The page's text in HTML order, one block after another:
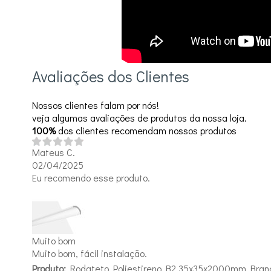
Avaliações dos Clientes
Nossos clientes falam por nós!
veja algumas avaliações de produtos da nossa loja.
100% dos clientes recomendam nossos produtos
Mateus C.
02/04/2025
Eu recomendo esse produto.
Muito bom
Muito bom, fácil instalação.
Produto:Rodateto Poliestireno B2 35x35x2000mm